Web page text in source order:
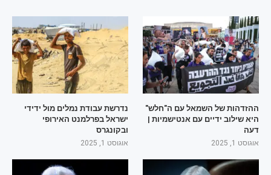
ההזדהות של השמאל עם ה"חלש"
היא שילוב ידיים עם אנטישמיות |
דעה
אוגוסט 1, 2025
נדרשת עבודת נמלים מול ידידי
ישראל בפרלמנט האירופי
ובקונגרס
אוגוסט 1, 2025